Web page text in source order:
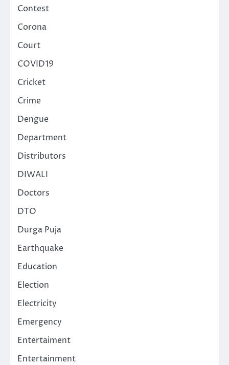
Contest
Corona
Court
COVID19
Cricket
Crime
Dengue
Department
Distributors
DIWALI
Doctors
DTO
Durga Puja
Earthquake
Education
Election
Electricity
Emergency
Entertaiment
Entertainment